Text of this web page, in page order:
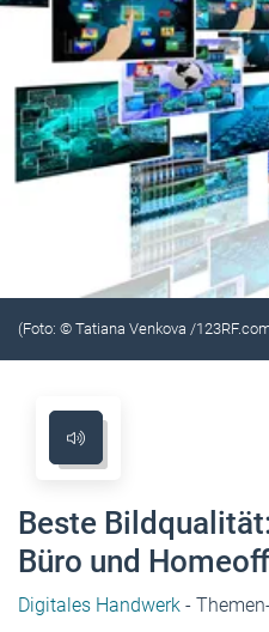
(Foto: © Tatiana Venkova /
Beste
Büro und
Digitales Handwerk -